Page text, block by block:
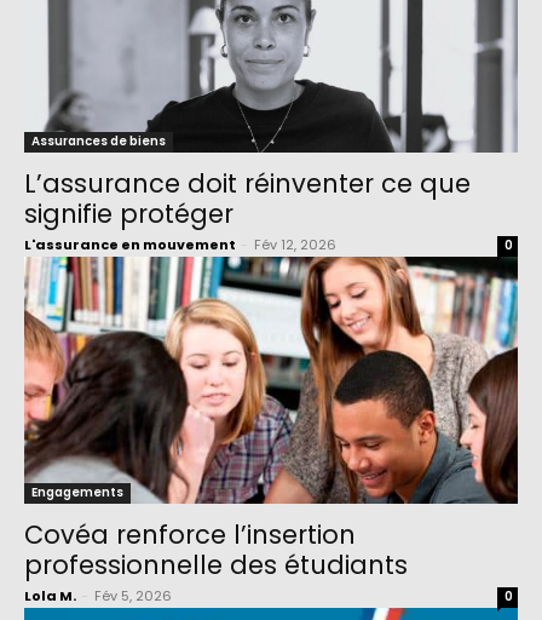
Assurances de biens
L’assurance doit réinventer ce que
signifie protéger
L'assurance en mouvement Fév 12, 2026 0
Engagements
Covéa renforce l’insertion
professionnelle des étudiants
Lola M. Fév 5, 2026 0